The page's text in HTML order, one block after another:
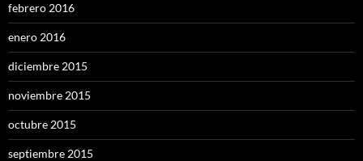
febrero 2016
enero 2016
diciembre 2015
noviembre 2015
octubre 2015
septiembre 2015